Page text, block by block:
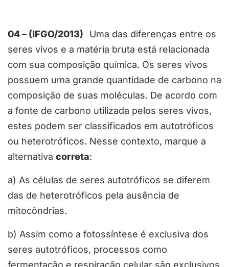
04 – (IFGO/2013) Uma das diferenças entre os
seres vivos e a matéria bruta está relacionada
com sua composição química. Os seres vivos
possuem uma grande quantidade de carbono na
composição de suas moléculas. De acordo com
a fonte de carbono utilizada pelos seres vivos,
estes podem ser classificados em autotróficos
ou heterotróficos. Nesse contexto, marque a
alternativa correta:
a) As células de seres autotróficos se diferem
das de heterotróficos pela ausência de
mitocôndrias.
b) Assim como a fotossíntese é exclusiva dos
seres autotróficos, processos como
fermentação e respiração celular são exclusivos